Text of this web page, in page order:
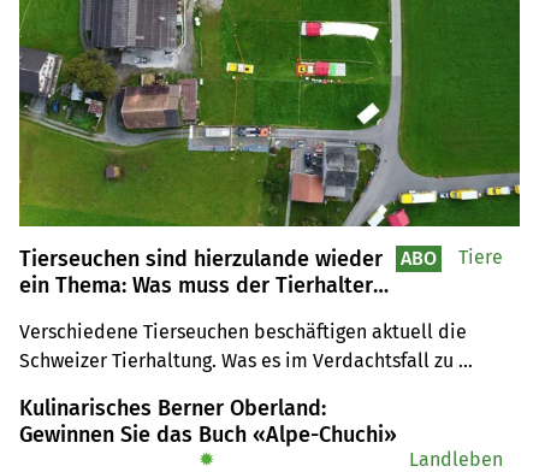
Tierseuchen sind hierzulande wieder
ein Thema: Was muss der Tierhalter
Verschiedene Tierseuchen beschäftigen aktuell die
Schweizer Tierhaltung. Was es im Verdachtsfall zu
ABO Tiere
Kulinarisches Berner Oberland:
Gewinnen Sie das Buch «Alpe-Chuchi»
✹ Landleben